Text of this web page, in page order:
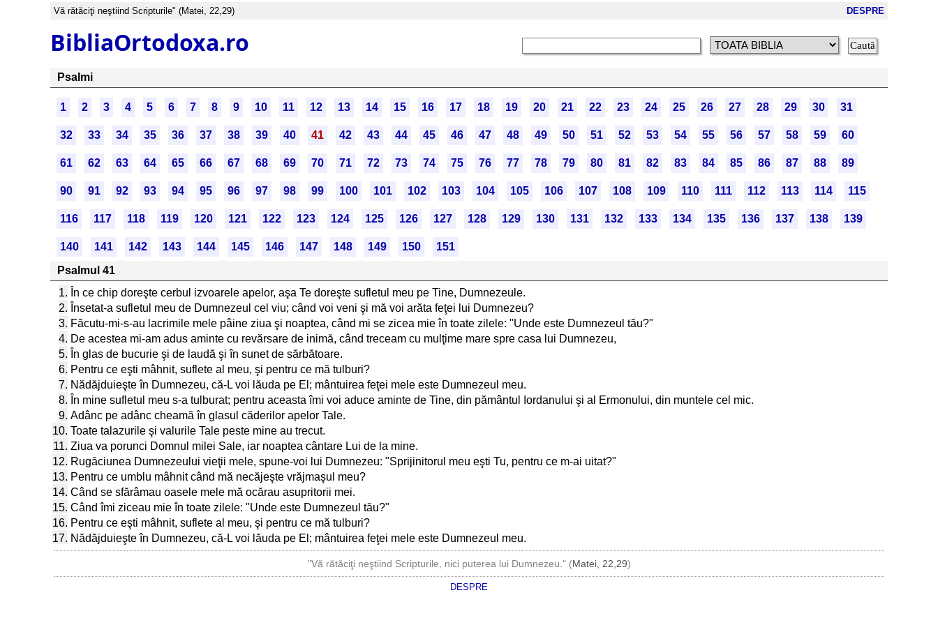
Vă rătăciţi neştiind Scripturile" (Matei, 22,29) DESPRE
BibliaOrtodoxa.ro
Psalmi
1 2 3 4 5 6 7 8 9 10 11 12 13 14 15 16 17 18 19 20 21 22 23 24 25 26 27 28 29 30 31
32 33 34 35 36 37 38 39 40 41 42 43 44 45 46 47 48 49 50 51 52 53 54 55 56 57 58 59 60
61 62 63 64 65 66 67 68 69 70 71 72 73 74 75 76 77 78 79 80 81 82 83 84 85 86 87 88 89
90 91 92 93 94 95 96 97 98 99 100 101 102 103 104 105 106 107 108 109 110 111 112 113 114 115
116 117 118 119 120 121 122 123 124 125 126 127 128 129 130 131 132 133 134 135 136 137 138 139
140 141 142 143 144 145 146 147 148 149 150
151
Psalmul 41
1. În ce chip doreşte cerbul izvoarele apelor, aşa Te doreşte sufletul meu pe Tine, Dumnezeule.
2. Însetat-a sufletul meu de Dumnezeul cel viu; când voi veni şi mă voi arăta feţei lui Dumnezeu?
3. Făcutu-mi-s-au lacrimile mele pâine ziua şi noaptea, când mi se zicea mie în toate zilele: "Unde este Dumnezeul tău?"
4. De acestea mi-am adus aminte cu revărsare de inimă, când treceam cu mulţime mare spre casa lui Dumnezeu,
5. În glas de bucurie şi de laudă şi în sunet de sărbătoare.
6. Pentru ce eşti mâhnit, suflete al meu, şi pentru ce mă tulburi?
7. Nădăjduieşte în Dumnezeu, că-L voi lăuda pe El; mântuirea feţei mele este Dumnezeul meu.
8. În mine sufletul meu s-a tulburat; pentru aceasta îmi voi aduce aminte de Tine, din pământul Iordanului şi al Ermonului, din muntele cel mic.
9. Adânc pe adânc cheamă în glasul căderilor apelor Tale.
10. Toate talazurile şi valurile Tale peste mine au trecut.
11. Ziua va porunci Domnul milei Sale, iar noaptea cântare Lui de la mine.
12. Rugăciunea Dumnezeului vieţii mele, spune-voi lui Dumnezeu: "Sprijinitorul meu eşti Tu, pentru ce m-ai uitat?"
13. Pentru ce umblu mâhnit când mă necăjeşte vrăjmaşul meu?
14. Când se sfărâmau oasele mele mă ocărau asupritorii mei.
15. Când îmi ziceau mie în toate zilele: "Unde este Dumnezeul tău?"
16. Pentru ce eşti mâhnit, suflete al meu, şi pentru ce mă tulburi?
17. Nădăjduieşte în Dumnezeu, că-L voi lăuda pe El; mântuirea feţei mele este Dumnezeul meu.
"Vă rătăciţi neştiind Scripturile, nici puterea lui Dumnezeu." (Matei, 22,29)
DESPRE